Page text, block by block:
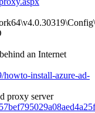
an Internet
howto-install-azure-ad-
proxy server